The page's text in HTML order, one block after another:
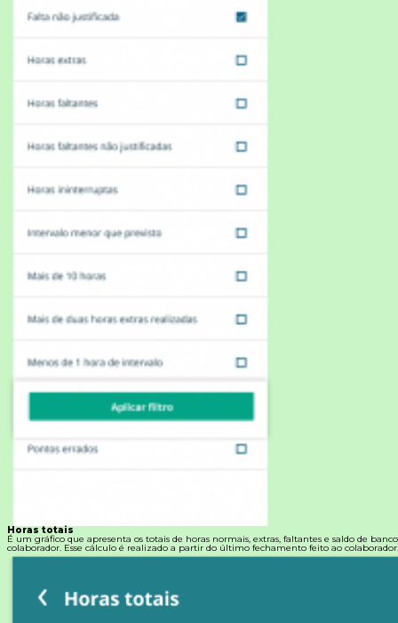
Horas totais
É um gráfico que apresenta os totais de horas normais, extras, faltantes e saldo de
colaborador. Esse cálculo é realizado a partir do último fechamento feito ao colaborador.